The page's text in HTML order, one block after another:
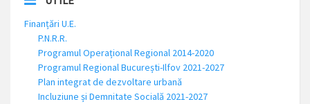
Finanțări U.E.
P.N.R.R.
Programul Operațional Regional 2014-2020
Programul Regional București-Ilfov 2021-2027
Plan integrat de dezvoltare urbană
Incluziune și Demnitate Socială 2021-2027